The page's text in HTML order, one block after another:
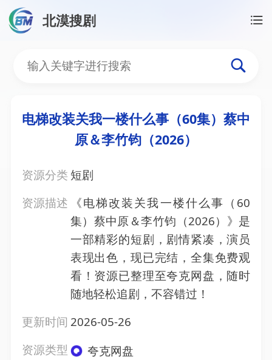
北漠搜剧
电梯改装关我一楼什么
电梯改装关我一楼什么事（60集）蔡中
原＆李竹钧（2026）
资源分类 短剧
资源描述
《电梯改装关我一楼什么事（60
集）蔡中原＆李竹钧（2026）》是
一部精彩的短剧，剧情紧凑，演员
表现出色，现已完结，全集免费观
看！资源已整理至夸克网盘，随时
随地轻松追剧，不容错过！
更新时间 2026-05-26
资源类型
夸克网盘